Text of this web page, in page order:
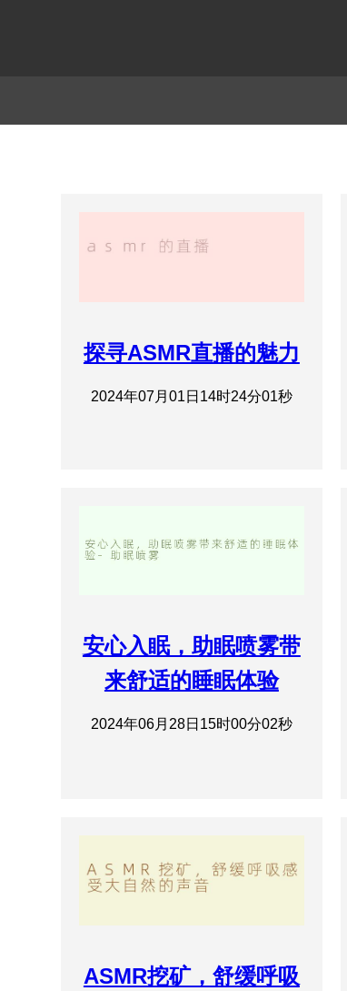
探寻ASMR直播的魅力
2024年07月01日14时24分01秒
安心入眠，助眠喷雾带
来舒适的睡眠体验
2024年06月28日15时00分02秒
ASMR挖矿，舒缓呼吸